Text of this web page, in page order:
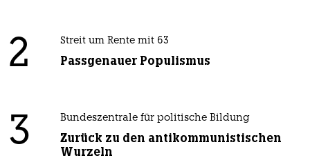
2 Streit um Rente mit 63
Passgenauer Populismus
3 Bundeszentrale für politische Bildung
Zurück zu den antikommunistischen
Wurzeln